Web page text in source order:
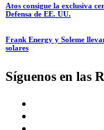
Atos consigue la exclusiva
Defensa de EE. UU.
Frank Energy y Soleme
solares
Síguenos en las